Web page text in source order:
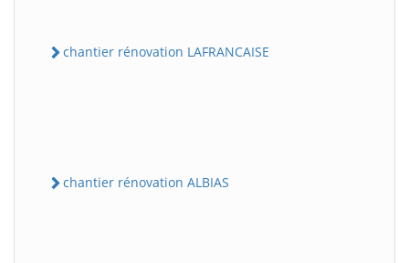
chantier rénovation LAFRANCAISE
chantier rénovation ALBIAS